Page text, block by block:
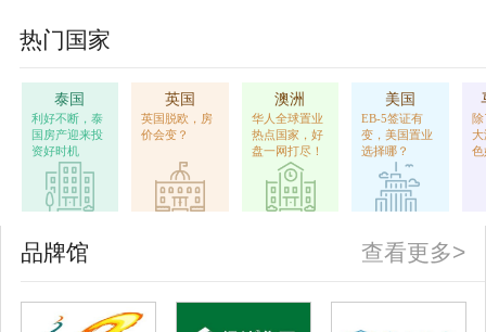
热门国家
泰国
利好不断，泰
国房产迎来投
资好时机
英国
英国脱欧，房
价会变？
澳洲
华人全球置业
热点国家，好
盘一网打尽！
美国
EB-5签证有
变，美国置业
选择哪？
大
色
品牌馆 查看更多>